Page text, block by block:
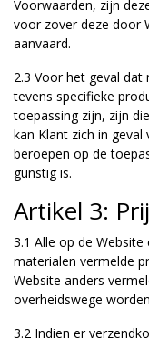
Voorwaarden, zijn
voor zover deze door
aanvaard.
2.3 Voor het geval dat
tevens specifieke
toepassing zijn, zijn
kan Klant zich in
beroepen op de
gunstig is.
Artikel 3:
3.1 Alle op de
materialen vermelde
Website anders
overheidswege
3.2 Indien er